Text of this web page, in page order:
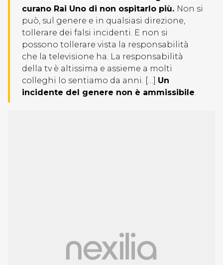
curano Rai Uno di non ospitarlo più. Non si
può, sul genere e in qualsiasi direzione,
tollerare dei falsi incidenti. E non si
possono tollerare vista la responsabilità
che la televisione ha. La responsabilità
della tv è altissima e assieme a molti
colleghi lo sentiamo da anni. […] Un
incidente del genere non è ammissibile.